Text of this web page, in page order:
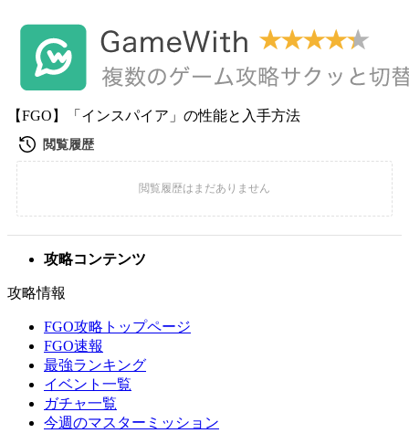
【FGO】「インスパイア」の性能と入手方法
攻略コンテンツ
攻略情報
FGO攻略トップページ
FGO速報
最強ランキング
イベント一覧
ガチャ一覧
今週のマスターミッション